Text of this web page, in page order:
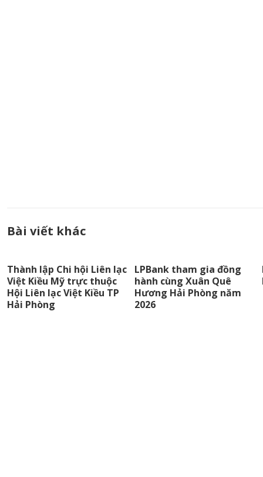
Bài viết khác
Thành lập Chi hội Liên lạc
Việt Kiều Mỹ trực thuộc
Hội Liên lạc Việt Kiều TP
Hải Phòng
LPBank tham gia đồng
hành cùng Xuân Quê
Hương Hải Phòng năm
2026